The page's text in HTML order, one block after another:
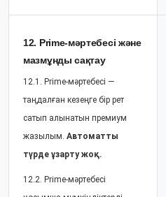
12. Prime-мәртебесі және
мазмұнды сақтау
12.1. Prime-мәртебесі —
таңдалған кезеңге бір рет
сатып алынатын премиум
жазылым. Автоматты
түрде ұзарту жоқ.
12.2. Prime-мәртебесі